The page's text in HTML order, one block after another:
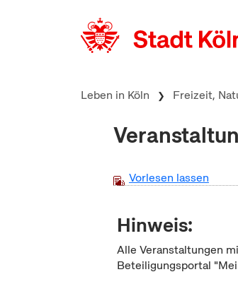
Leben in Köln Freizeit,
Vorlesen lassen
Hinweis:
Alle Veranstaltungen
Beteiligungsportal